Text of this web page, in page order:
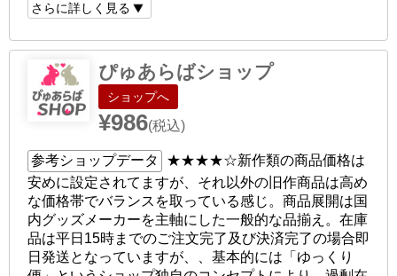
さらに詳しく見る
ぴゅあらばショップ
ショップへ
¥986(税込)
参考ショップデータ ★★★★☆新作類の商品価格は
安めに設定されてますが、それ以外の旧作商品は高め
な価格帯でバランスを取っている感じ。商品展開は国
内グッズメーカーを主軸にした一般的な品揃え。在庫
品は平日15時までのご注文完了及び決済完了の場合即
日発送となっていますが、、基本的には「ゆっくり